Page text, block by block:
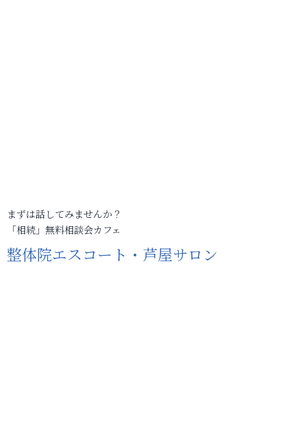
まずは話してみませんか？
「相続」無料相談会カフェ
整体院エスコート・芦屋サロン